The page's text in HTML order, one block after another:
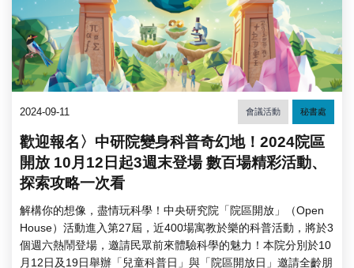
2024-09-11 會議活動 秘書處
歡迎報名〉中研院變身科普奇幻地！2024院區
開放 10月12日起3週末登場 數百場精彩活動、
探索攻略一次看
解構你的想像，盡情玩科學！中央研究院「院區開放」（Open
House）活動進入第27屆，近400場寓教於樂的科普活動，將於3
個週六熱鬧登場，邀請民眾前來體驗科學的魅力！本院分別於10
月12日及19日舉辦「兒童科普日」與「院區開放日」邀請全齡朋